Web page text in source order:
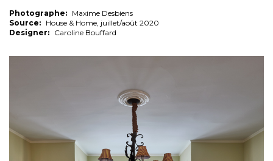
Photographe: Maxime Desbiens
Source: House & Home, juillet/août 2020
Designer: Caroline Bouffard